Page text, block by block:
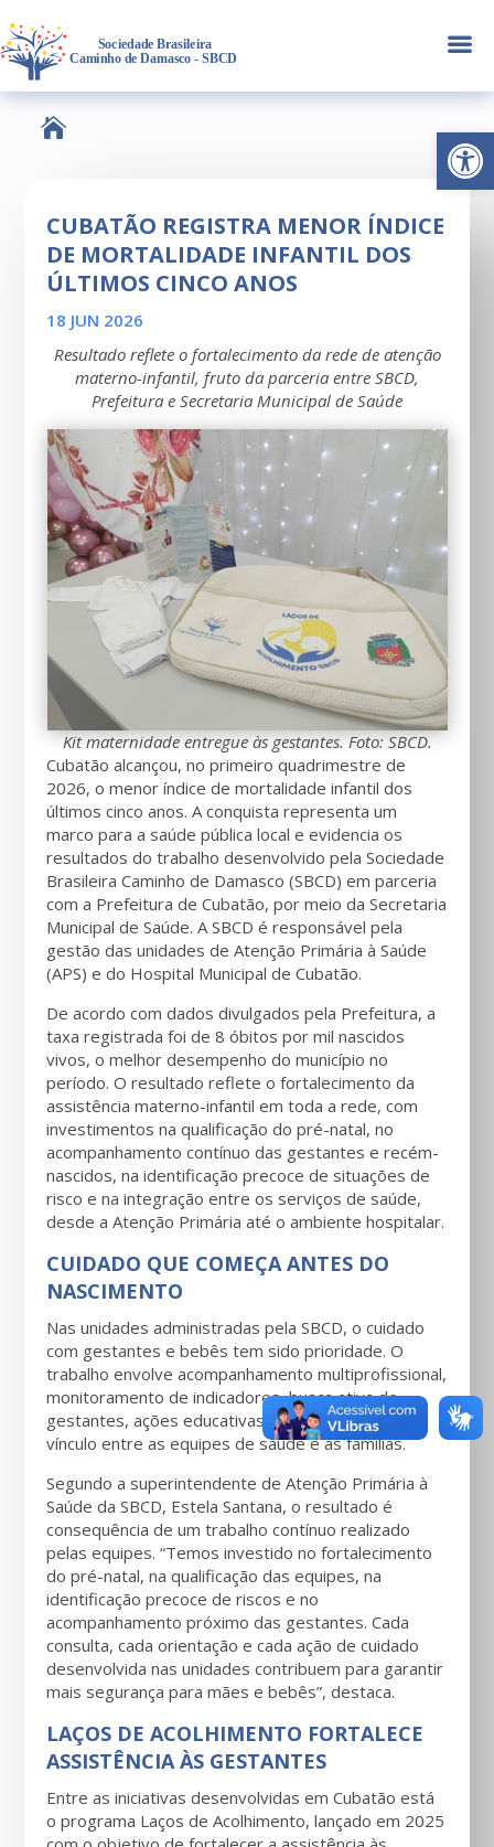
Abrir
a

CUBATÃO REGISTRA MENOR ÍNDICE
DE MORTALIDADE INFANTIL DOS
ÚLTIMOS CINCO ANOS
18 JUN 2026
Resultado reflete o fortalecimento da rede de atenção
materno-infantil, fruto da parceria entre SBCD,
Prefeitura e Secretaria Municipal de Saúde
Kit maternidade entregue às gestantes. Foto: SBCD.
Cubatão alcançou, no primeiro quadrimestre de
2026, o menor índice de mortalidade infantil dos
últimos cinco anos. A conquista representa um
marco para a saúde pública local e evidencia os
resultados do trabalho desenvolvido pela Sociedade
Brasileira Caminho de Damasco (SBCD) em parceria
com a Prefeitura de Cubatão, por meio da Secretaria
Municipal de Saúde. A SBCD é responsável pela
gestão das unidades de Atenção Primária à Saúde
(APS) e do Hospital Municipal de Cubatão.
De acordo com dados divulgados pela Prefeitura, a
taxa registrada foi de 8 óbitos por mil nascidos
vivos, o melhor desempenho do município no
período. O resultado reflete o fortalecimento da
assistência materno-infantil em toda a rede, com
investimentos na qualificação do pré-natal, no
acompanhamento contínuo das gestantes e recém-
nascidos, na identificação precoce de situações de
risco e na integração entre os serviços de saúde,
desde a Atenção Primária até o ambiente hospitalar.
CUIDADO QUE COMEÇA ANTES DO
NASCIMENTO
Nas unidades administradas pela SBCD, o cuidado
com gestantes e bebês tem sido prioridade. O
trabalho envolve acompanhamento multiprofissional,
monitoramento de indicadores, busca ativa de
gestantes, ações educativas e fortalecimento do
vínculo entre as equipes de saúde e as famílias.
Segundo a superintendente de Atenção Primária à
Saúde da SBCD, Estela Santana, o resultado é
consequência de um trabalho contínuo realizado
pelas equipes. “Temos investido no fortalecimento
do pré-natal, na qualificação das equipes, na
identificação precoce de riscos e no
acompanhamento próximo das gestantes. Cada
consulta, cada orientação e cada ação de cuidado
desenvolvida nas unidades contribuem para garantir
mais segurança para mães e bebês”, destaca.
LAÇOS DE ACOLHIMENTO FORTALECE
ASSISTÊNCIA ÀS GESTANTES
Entre as iniciativas desenvolvidas em Cubatão está
o programa Laços de Acolhimento, lançado em 2025